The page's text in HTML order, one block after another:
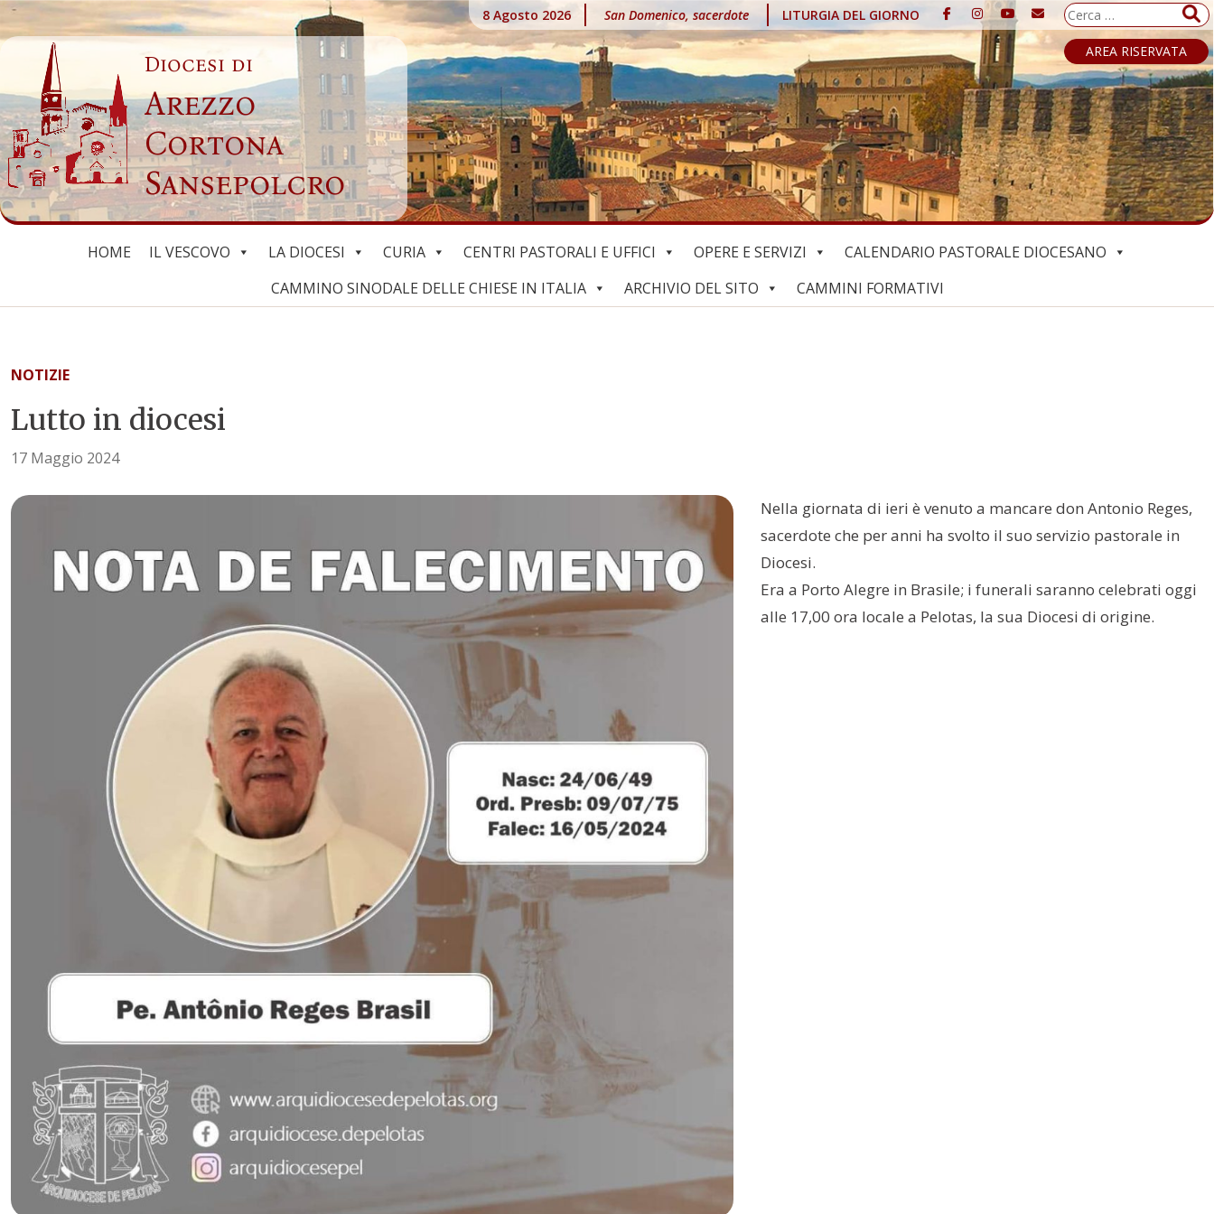
Skip
to
content
Diocesi di
Arezzo
Cortona
Sansepolcro
8 Agosto 2026 San Domenico, sacerdote LITURGIA DEL GIORNO
Ricerca
per:
AREA RISERVATA
HOME IL VESCOVO LA DIOCESI CURIA CENTRI PASTORALI E UFFICI OPERE E SERVIZI
CALENDARIO PASTORALE DIOCESANO
CAMMINO SINODALE DELLE CHIESE IN ITALIA
ARCHIVIO DEL SITO CAMMINI FORMATIVI
NOTIZIE
Lutto in diocesi
17 Maggio 2024
Nella giornata di ieri è venuto a mancare don Antonio Reges,
sacerdote che per anni ha svolto il suo servizio pastorale in
Diocesi.
Era a Porto Alegre in Brasile; i funerali saranno celebrati oggi
alle 17,00 ora locale a Pelotas, la sua Diocesi di origine.